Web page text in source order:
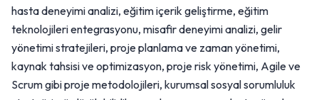
hasta deneyimi analizi, eğitim içerik geliştirme, eğitim
teknolojileri entegrasyonu, misafir deneyimi analizi, gelir
yönetimi stratejileri, proje planlama ve zaman yönetimi,
kaynak tahsisi ve optimizasyon, proje risk yönetimi, Agile ve
Scrum gibi proje metodolojileri, kurumsal sosyal sorumluluk